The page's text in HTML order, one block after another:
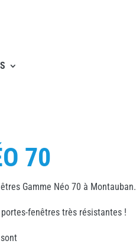
70
Gamme Néo 70 à Montauban.
fenêtres très résistantes !